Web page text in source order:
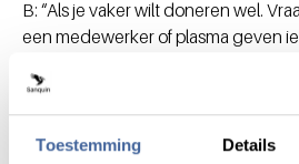
Toestemming Details
B: “Als je vaker wilt doneren wel.
een medewerker of plasma geven
Deel dit bericht via: